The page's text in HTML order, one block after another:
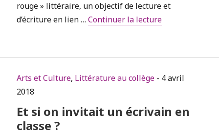
rouge » littéraire, un objectif de lecture et
d’écriture en lien …Continuer la lecturede «
Arts et Culture, Littérature au collège - 4 avril
2018
Et si on invitait un écrivain en
classe ?